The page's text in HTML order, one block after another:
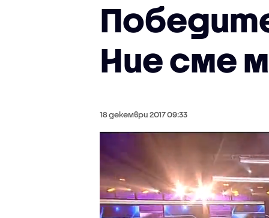
Ние сме
18 декември 2017 09:33